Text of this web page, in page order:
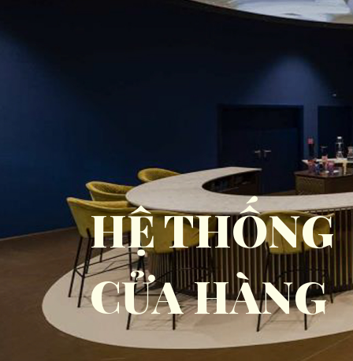
HỆ THỐNG
CỬA HÀNG